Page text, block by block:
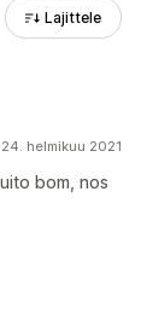
Lajittele
24. helmikuu 2021
bom, nos